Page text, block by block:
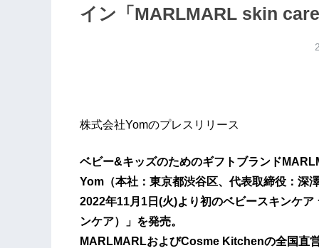
イン「MARLMARL skin
株式会社Yomのプレスリリース
ベビー&キッズのためのギフトブランド
Yom（本社：東京都渋谷区、代表取締役：深
2022年11月1日(火)より初のベビースキンケ
ンケア）」を発売。
MARLMARLおよびCosme Kitchenの全国直